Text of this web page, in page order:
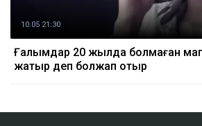
10.05 21:30
Ғалымдар 20 жылда болмаған
жатыр деп болжап отыр